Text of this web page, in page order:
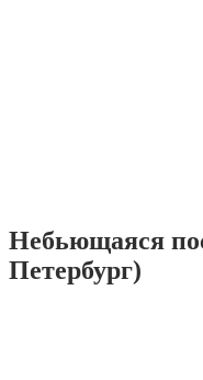
Небьющаяся
Петербург)